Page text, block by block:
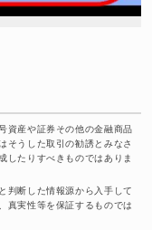
資産や証券その他の金融商品
そうした取引の勧誘とみなさ
したりすべきものではありま
判断した情報源から入手して
真実性等を保証するものでは